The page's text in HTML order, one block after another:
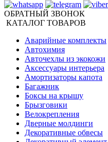
ОБРАТНЫЙ ЗВОНОК
КАТАЛОГ ТОВАРОВ
Аварийные комплекты
Автохимия
Авточехлы из экокожи
Аксессуары интерьера
Амортизаторы капота
Багажник
Боксы на крышу
Брызговики
Велокрепления
Дверные молдинги
Декоративные обвесы